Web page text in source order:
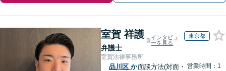
室賀 祥護
弁護士
インタビュ
ーを見る
東京都
室賀法律事務所
品川区 か面談方法(対面・ 営業時間：1